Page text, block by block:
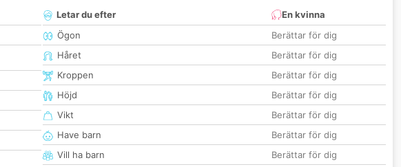
Letar du efter
En kvinna
Ögon
Berättar för dig
Håret
Berättar för dig
Kroppen
Berättar för dig
Höjd
Berättar för dig
Vikt
Berättar för dig
Have barn
Berättar för dig
Vill ha barn
Berättar för dig